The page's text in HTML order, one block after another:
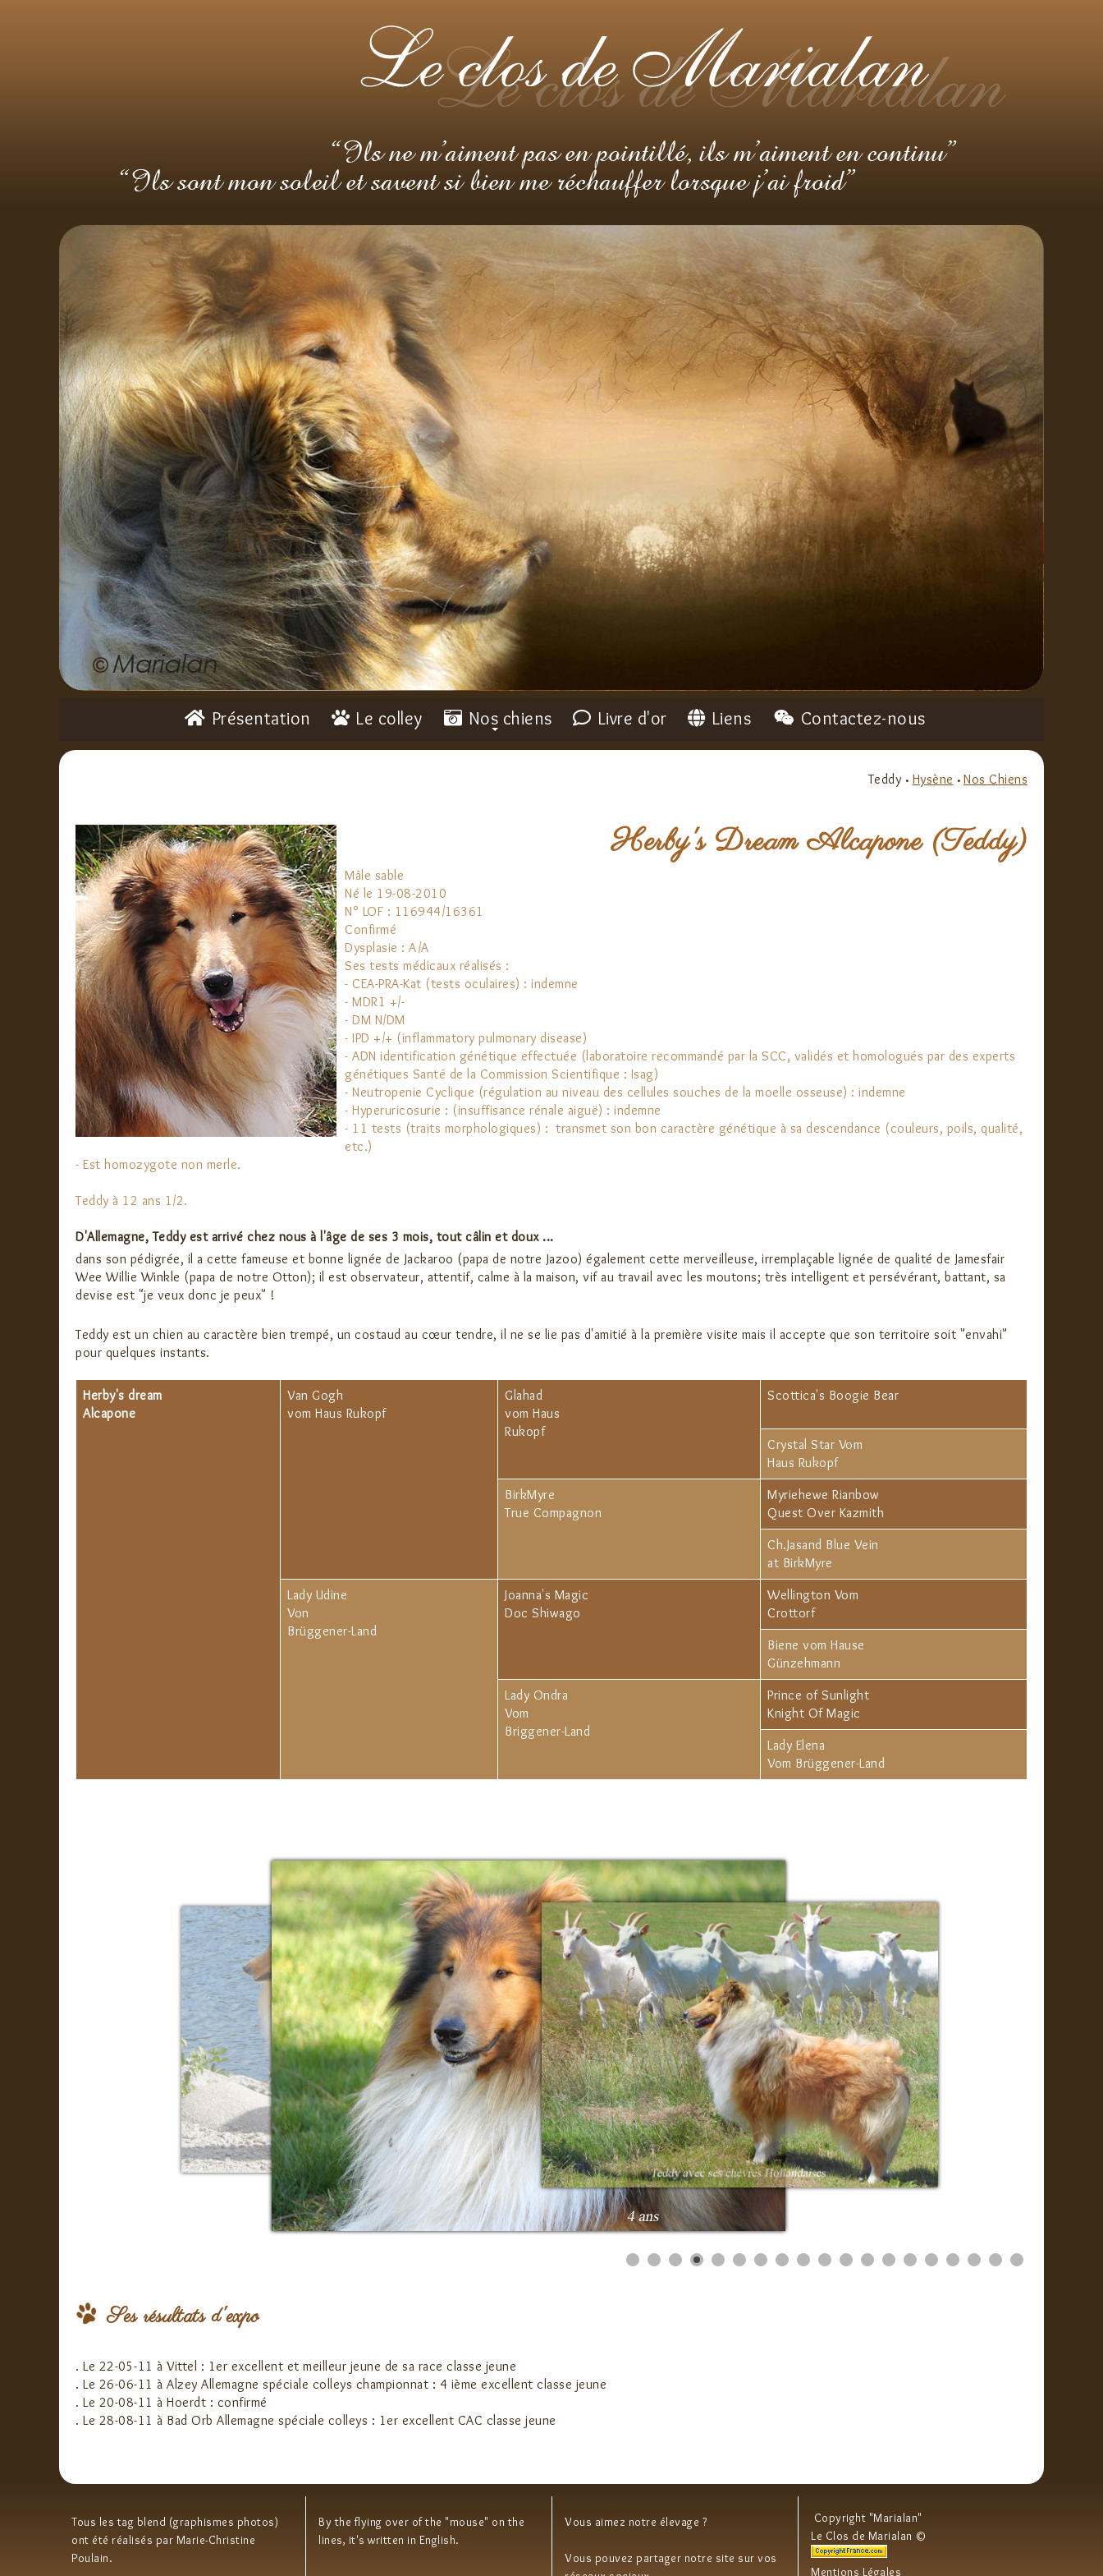
Présentation Le colley Nos chiens Livre d'or Liens Contactez-nous
Teddy • Hysène • Nos Chiens
Herby's Dream Alcapone (Teddy)
Mâle sable
Né le 19-08-2010
N° LOF : 116944/16361
Confirmé
Dysplasie : A/A
Ses tests médicaux réalisés :
- CEA-PRA-Kat (test​s​ oculaire​s​) ​: indemne
- MDR1 +/-
- DM N/DM
- IPD +/+ (inflammatory pulmonary disease)
- ADN identification génétique effectuée (laboratoire recommandé par la SCC, validés et homologués par des experts
génétiques Santé de la Commission Scientifique : Isag)​
- Neutropenie Cyclique​ (régulation au​ ​niveau des cellules souches de la moelle osseuse​) ​​: indemne
- Hyperuricosurie ​: (insuffisance rénale aiguë) : indemne
- 11 tests (traits morphologiques) ​:​ transmet ​son bon caractère génétique à sa descendance (couleurs, poils, qualité,
etc.) ​
- Est ​homozygote non merle.
Teddy à 12 ans 1/2.
D'Allemagne, Teddy est arrivé chez nous à l'âge de ses 3 mois, tout câlin et doux ...
dans son pédigrée, il a cette fameuse et bonne lignée de Jackaroo (papa de notre Jazoo) également cette merveilleuse, irremplaçable lignée de qualité de Jamesfair
Wee Willie Winkle (papa de notre Otton); il est observateur, attentif, calme à la maison, vif au travail avec les moutons; très intelligent et persévérant, battant, sa
devise est "je veux donc je peux" !
Teddy est un chien au caractère bien trempé, un costaud au cœur tendre, il ne se lie pas d'amitié à la première visite mais il accepte que son territoire soit "envahi"
pour quelques instants.
Herby's dream
Alcapone
Van Gogh
vom Haus Rukopf
Glahad
vom Haus
Rukopf
Scottica's Boogie Bear
Crystal Star Vom
Haus Rukopf
BirkMyre
True Compagnon
Myriehewe Rianbow
Quest Over Kazmith
Ch.Jasand Blue Vein
at BirkMyre
Lady Udine
Von
Brüggener-Land
Joanna's Magic
Doc Shiwago
Wellington Vom
Crottorf
Biene vom Hause
Günzehmann
Lady Ondra
Vom
Briggener-Land
Prince of Sunlight
Knight Of Magic
Lady Elena
Vom Brüggener-Land
Ses résultats d'expo
. Le 22-05-11 à Vittel : 1er excellent et meilleur jeune de sa race classe jeune
. Le 26-06-11 à Alzey Allemagne spéciale colleys championnat : 4 ième excellent classe jeune
. Le 20-08-11 à Hoerdt : confirmé
. Le 28-08-11 à Bad Orb Allemagne spéciale colleys : 1er excellent CAC classe jeune
Tous les tag blend (graphismes photos)
ont été réalisés par Marie-Christine
Poulain.
By the flying over of the "mouse" on the
lines, it's written in English.
Vous aimez notre élevage ?
Vous pouvez partager notre site sur vos
Copyright "Marialan"
Le Clos de Marialan ©
Mentions Légales